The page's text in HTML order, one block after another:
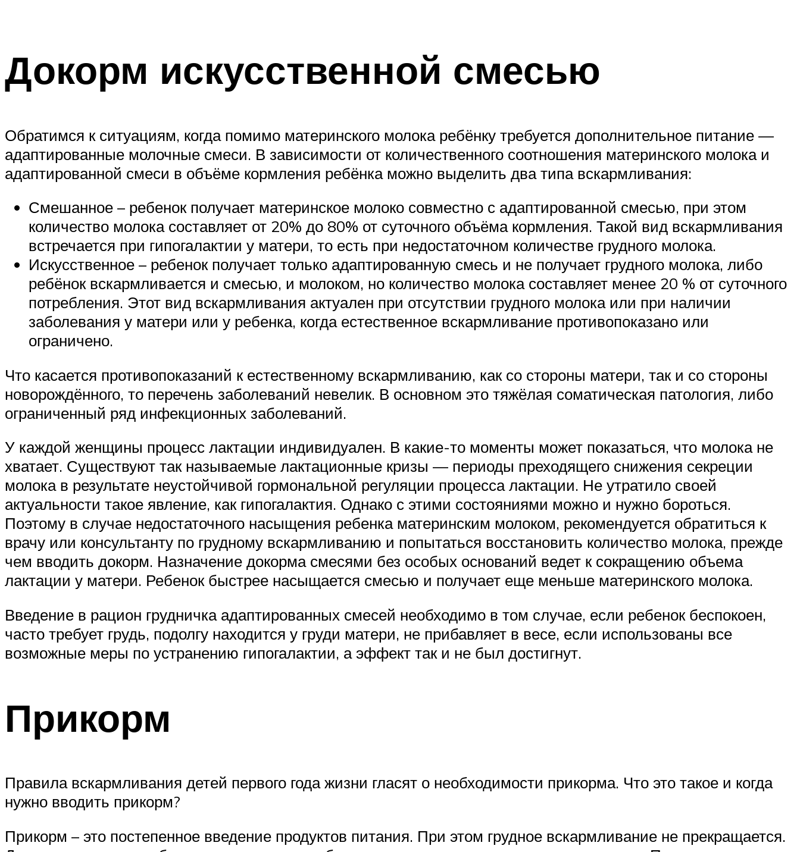
Докорм искусственной смесью
Обратимся к ситуациям, когда помимо материнского молока ребёнку требуется дополнительное питание —
адаптированные молочные смеси. В зависимости от количественного соотношения материнского молока и
адаптированной смеси в объёме кормления ребёнка можно выделить два типа вскармливания:
Смешанное – ребенок получает материнское молоко совместно с адаптированной смесью, при этом
количество молока составляет от 20% до 80% от суточного объёма кормления. Такой вид вскармливания
встречается при гипогалактии у матери, то есть при недостаточном количестве грудного молока.
Искусственное – ребенок получает только адаптированную смесь и не получает грудного молока, либо
ребёнок вскармливается и смесью, и молоком, но количество молока составляет менее 20 % от суточного
потребления. Этот вид вскармливания актуален при отсутствии грудного молока или при наличии
заболевания у матери или у ребенка, когда естественное вскармливание противопоказано или
ограничено.
Что касается противопоказаний к естественному вскармливанию, как со стороны матери, так и со стороны
новорождённого, то перечень заболеваний невелик. В основном это тяжёлая соматическая патология, либо
ограниченный ряд инфекционных заболеваний.
У каждой женщины процесс лактации индивидуален. В какие-то моменты может показаться, что молока не
хватает. Существуют так называемые лактационные кризы — периоды преходящего снижения секреции
молока в результате неустойчивой гормональной регуляции процесса лактации. Не утратило своей
актуальности такое явление, как гипогалактия. Однако с этими состояниями можно и нужно бороться.
Поэтому в случае недостаточного насыщения ребенка материнским молоком, рекомендуется обратиться к
врачу или консультанту по грудному вскармливанию и попытаться восстановить количество молока, прежде
чем вводить докорм. Назначение докорма смесями без особых оснований ведет к сокращению объема
лактации у матери. Ребенок быстрее насыщается смесью и получает еще меньше материнского молока.
Введение в рацион грудничка адаптированных смесей необходимо в том случае, если ребенок беспокоен,
часто требует грудь, подолгу находится у груди матери, не прибавляет в весе, если использованы все
возможные меры по устранению гипогалактии, а эффект так и не был достигнут.
Прикорм
Правила вскармливания детей первого года жизни гласят о необходимости прикорма. Что это такое и когда
нужно вводить прикорм?
Прикорм – это постепенное введение продуктов питания. При этом грудное вскармливание не прекращается.